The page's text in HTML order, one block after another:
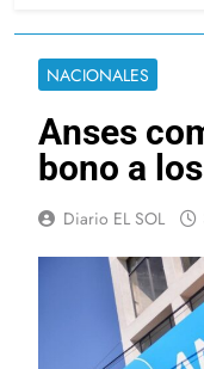
NACIONALES
Anses
bono a
Diario EL SOL